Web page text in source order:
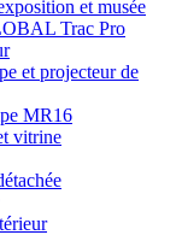
et musée
Trac Pro
et projecteur de
MR16
vitrine